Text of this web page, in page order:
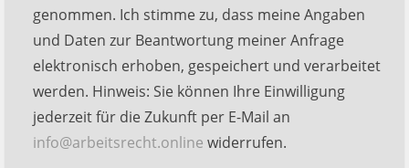
lasse
dieses
Feld
leer.
genommen. Ich stimme zu, dass meine Angaben
und Daten zur Beantwortung meiner Anfrage
elektronisch erhoben, gespeichert und verarbeitet
werden. Hinweis: Sie können Ihre Einwilligung
jederzeit für die Zukunft per E-Mail an
info@arbeitsrecht.online widerrufen.